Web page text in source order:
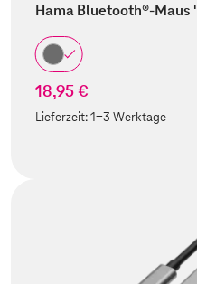
Hama Bluetooth®-Maus
18,95 €
Lieferzeit:1-3 Werktage